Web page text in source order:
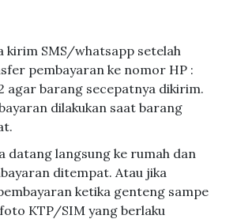
kirim SMS/whatsapp setelah
pembayaran ke nomor HP :
agar barang secepatnya dikirim.
dilakukan saat barang
datang langsung ke rumah dan
ditempat. Atau jika
ketika genteng sampe
KTP/SIM yang berlaku